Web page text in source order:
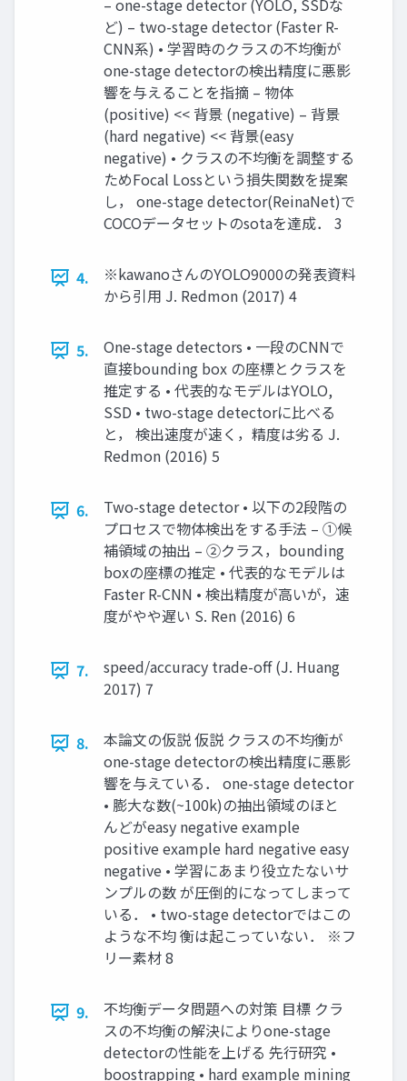
– one-stage detector (YOLO, SSDな
ど) – two-stage detector (Faster R-
CNN系) • 学習時のクラスの不均衡が
one-stage detectorの検出精度に悪影
響を与えることを指摘 – 物体
(positive) << 背景 (negative) – 背景
(hard negative) << 背景(easy
negative) • クラスの不均衡を調整する
ためFocal Lossという損失関数を提案
し， one-stage detector(ReinaNet)で
COCOデータセットのsotaを達成． 3
4.
※kawanoさんのYOLO9000の発表資料
から引用 J. Redmon (2017) 4
5.
One-stage detectors • 一段のCNNで
直接bounding box の座標とクラスを
推定する • 代表的なモデルはYOLO,
SSD • two-stage detectorに比べる
と， 検出速度が速く，精度は劣る J.
Redmon (2016) 5
6.
Two-stage detector • 以下の2段階の
プロセスで物体検出をする手法 – ①候
補領域の抽出 – ②クラス，bounding
boxの座標の推定 • 代表的なモデルは
Faster R-CNN • 検出精度が高いが，速
度がやや遅い S. Ren (2016) 6
7.
speed/accuracy trade-off (J. Huang
2017) 7
8.
本論文の仮説 仮説 クラスの不均衡が
one-stage detectorの検出精度に悪影
響を与えている． one-stage detector
• 膨大な数(~100k)の抽出領域のほと
んどがeasy negative example
positive example hard negative easy
negative • 学習にあまり役立たないサ
ンプルの数 が圧倒的になってしまって
いる． • two-stage detectorではこの
ような不均 衡は起こっていない． ※フ
リー素材 8
9.
不均衡データ問題への対策 目標 クラ
スの不均衡の解決によりone-stage
detectorの性能を上げる 先行研究 •
boostrapping • hard example mining